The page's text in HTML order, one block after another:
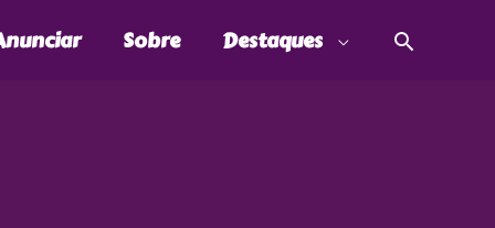
Sobre Destaques